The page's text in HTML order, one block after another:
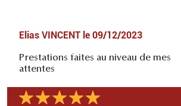
Elias VINCENT le 09/12/2023
Prestations faites au niveau de mes
attentes